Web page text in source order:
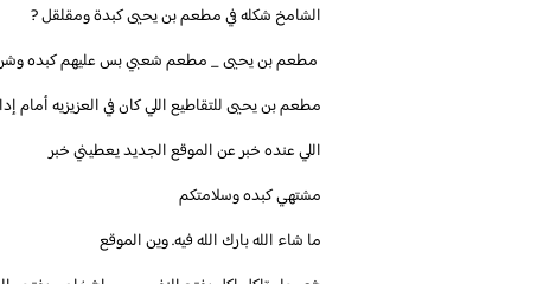
‏الشامخ شكله في مطعم بن يحيى كبدة ومقلقل ?
مطعم بن يحيى للتقاطيع اللي كان في العزيزيه أمام
اللي عنده خبر عن الموقع الجديد يعطيني خبر
مشتهي كبده وسلامتكم